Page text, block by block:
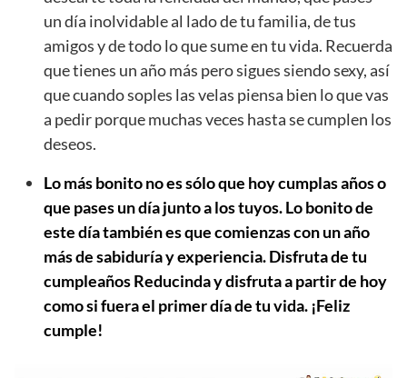
un día inolvidable al lado de tu familia, de tus
amigos y de todo lo que sume en tu vida. Recuerda
que tienes un año más pero sigues siendo sexy, así
que cuando soples las velas piensa bien lo que vas
a pedir porque muchas veces hasta se cumplen los
deseos.
Lo más bonito no es sólo que hoy cumplas años o
que pases un día junto a los tuyos. Lo bonito de
este día también es que comienzas con un año
más de sabiduría y experiencia. Disfruta de tu
cumpleaños Reducinda y disfruta a partir de hoy
como si fuera el primer día de tu vida. ¡Feliz
cumple!